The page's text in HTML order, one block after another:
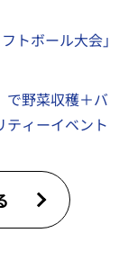
トボール大会」
で野菜収穫＋バ
ティーイベント